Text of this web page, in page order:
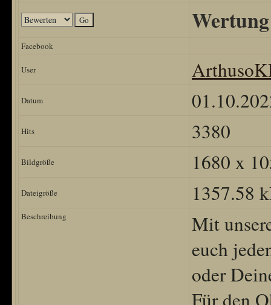
Wertung
Facebook
User
Datum
Hits 3380
Bildgröße 1680 x
Dateigröße 1357.58
Beschreibung
Mit
euch
oder
Für den